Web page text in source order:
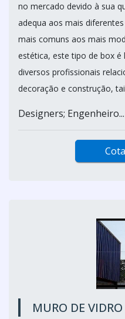
no mercado devido à sua
adequa aos mais
mais comuns aos mais
estética, este tipo de box
diversos profissionais
decoração e construção,
Designers; Engenheiro...
MURO DE